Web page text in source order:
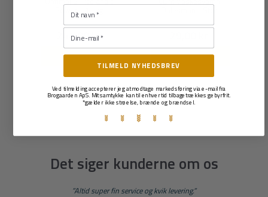
Power - 15 kg
244,00 kr
Læg i kurv Læg i kurv
Det siger kunderne om os
”Altid super fin service og kvik levering.”
TILMELD NYHEDSBREV
Ved tilmelding accepterer jeg at modtage markedsføring via e-mail fra
Brogaarden ApS. Mit samtykke kan til enhver tid tilbagetrækkes gebyrfrit.
*gælder ikke strøelse, brænde og brændsel.